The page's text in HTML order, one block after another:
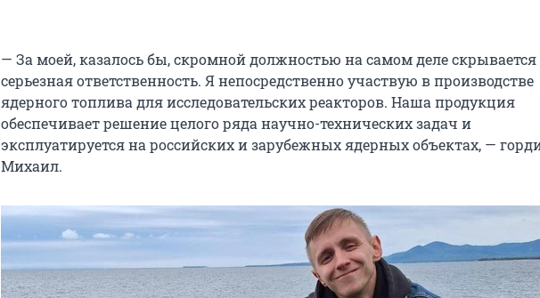
— За моей, казалось бы, скромной должностью на самом деле скрывается
серьезная ответственность. Я непосредственно участвую в производстве
ядерного топлива для исследовательских реакторов. Наша продукция
обеспечивает решение целого ряда научно-технических задач и
эксплуатируется на российских и зарубежных ядерных объектах, —
Михаил.